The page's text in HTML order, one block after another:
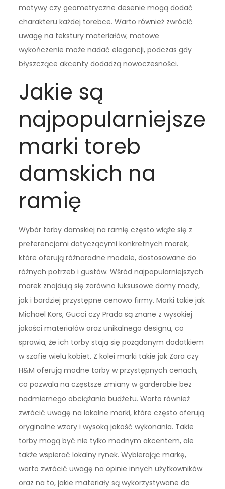
motywy czy geometryczne desenie mogą dodać
charakteru każdej torebce. Warto również zwrócić
uwagę na tekstury materiałów; matowe
wykończenie może nadać elegancji, podczas gdy
błyszczące akcenty dodadzą nowoczesności.
Jakie są
najpopularniejsze
marki toreb
damskich na
ramię
Wybór torby damskiej na ramię często wiąże się z
preferencjami dotyczącymi konkretnych marek,
które oferują różnorodne modele, dostosowane do
różnych potrzeb i gustów. Wśród najpopularniejszych
marek znajdują się zarówno luksusowe domy mody,
jak i bardziej przystępne cenowo firmy. Marki takie jak
Michael Kors, Gucci czy Prada są znane z wysokiej
jakości materiałów oraz unikalnego designu, co
sprawia, że ich torby stają się pożądanym dodatkiem
w szafie wielu kobiet. Z kolei marki takie jak Zara czy
H&M oferują modne torby w przystępnych cenach,
co pozwala na częstsze zmiany w garderobie bez
nadmiernego obciążania budżetu. Warto również
zwrócić uwagę na lokalne marki, które często oferują
oryginalne wzory i wysoką jakość wykonania. Takie
torby mogą być nie tylko modnym akcentem, ale
także wspierać lokalny rynek. Wybierając markę,
warto zwrócić uwagę na opinie innych użytkowników
oraz na to, jakie materiały są wykorzystywane do